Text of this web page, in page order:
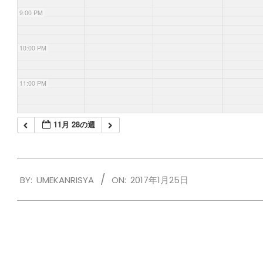
9:00 PM
10:00 PM
11:00 PM
11月 28の週
01-
BY: UMEKANRISYA ON: 2017年1月25日